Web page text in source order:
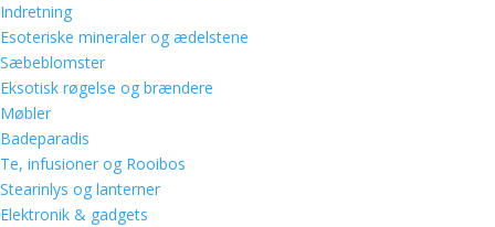
Indretning
Esoteriske mineraler og ædelstene
Sæbeblomster
Eksotisk røgelse og brændere
Møbler
Badeparadis
Te, infusioner og Rooibos
Stearinlys og lanterner
Elektronik & gadgets